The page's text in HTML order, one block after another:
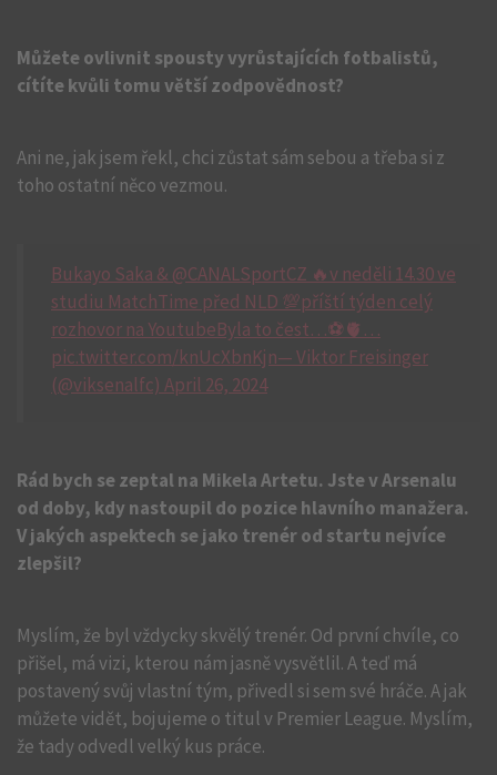
Můžete ovlivnit spousty vyrůstajících fotbalistů,
cítíte kvůli tomu větší zodpovědnost?
Ani ne, jak jsem řekl, chci zůstat sám sebou a třeba si z
toho ostatní něco vezmou.
Bukayo Saka & @CANALSportCZ 🔥v neděli 14.30 ve
studiu MatchTime před NLD 💯příští týden celý
rozhovor na YoutubeByla to čest…⚽️🫀…
pic.twitter.com/knUcXbnKjn— Viktor Freisinger
(@viksenalfc) April 26, 2024
Rád bych se zeptal na Mikela Artetu. Jste v Arsenalu
od doby, kdy nastoupil do pozice hlavního manažera.
V jakých aspektech se jako trenér od startu nejvíce
zlepšil?
Myslím, že byl vždycky skvělý trenér. Od první chvíle, co
přišel, má vizi, kterou nám jasně vysvětlil. A teď má
postavený svůj vlastní tým, přivedl si sem své hráče. A jak
můžete vidět, bojujeme o titul v Premier League. Myslím,
že tady odvedl velký kus práce.